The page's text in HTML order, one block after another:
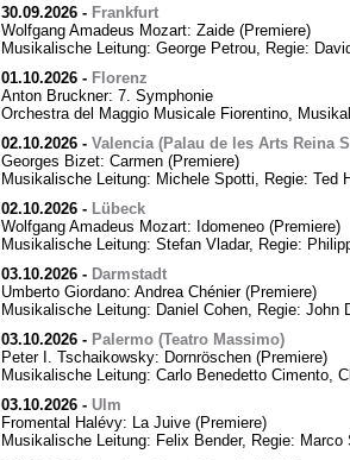
30.09.2026- Frankfurt
Wolfgang Amadeus Mozart: Zaide (Premiere)
Musikalische Leitung: George Petrou, Regie:
01.10.2026- Florenz
Anton Bruckner: 7. Symphonie
Orchestra del Maggio Musicale Fiorentino,
02.10.2026- Valencia (Palau de les Arts Reina
Georges Bizet: Carmen (Premiere)
Musikalische Leitung: Michele Spotti, Regie: Ted
02.10.2026- Lübeck
Wolfgang Amadeus Mozart: Idomeneo (Premiere)
Musikalische Leitung: Stefan Vladar, Regie:
03.10.2026- Darmstadt
Umberto Giordano: Andrea Chénier (Premiere)
Musikalische Leitung: Daniel Cohen, Regie: John
03.10.2026- Palermo (Teatro Massimo)
Peter I. Tschaikowsky: Dornröschen (Premiere)
Musikalische Leitung: Carlo Benedetto Cimento,
03.10.2026- Ulm
Fromental Halévy: La Juive (Premiere)
Musikalische Leitung: Felix Bender, Regie: Marco